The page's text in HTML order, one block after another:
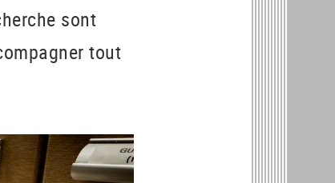
sont
tout